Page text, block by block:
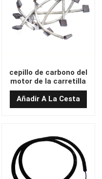
cepillo de carbono del
motor de la carretilla
elevadora original
Añadir A La Cesta